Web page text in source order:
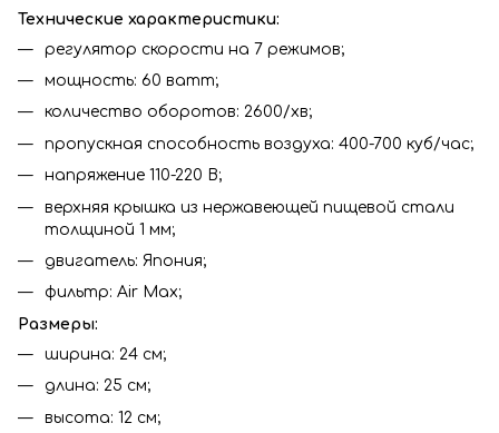
Технические характеристики:
регулятор скорости на 7 режимов;
мощность: 60 ватт;
количество оборотов: 2600/хв;
пропускная способность воздуха: 400-700 куб/час;
напряжение 110-220 В;
верхняя крышка из нержавеющей пищевой стали
толщиной 1 мм;
двигатель: Япония;
фильтр: Air Max;
Размеры:
ширина: 24 см;
длина: 25 см;
высота: 12 см;